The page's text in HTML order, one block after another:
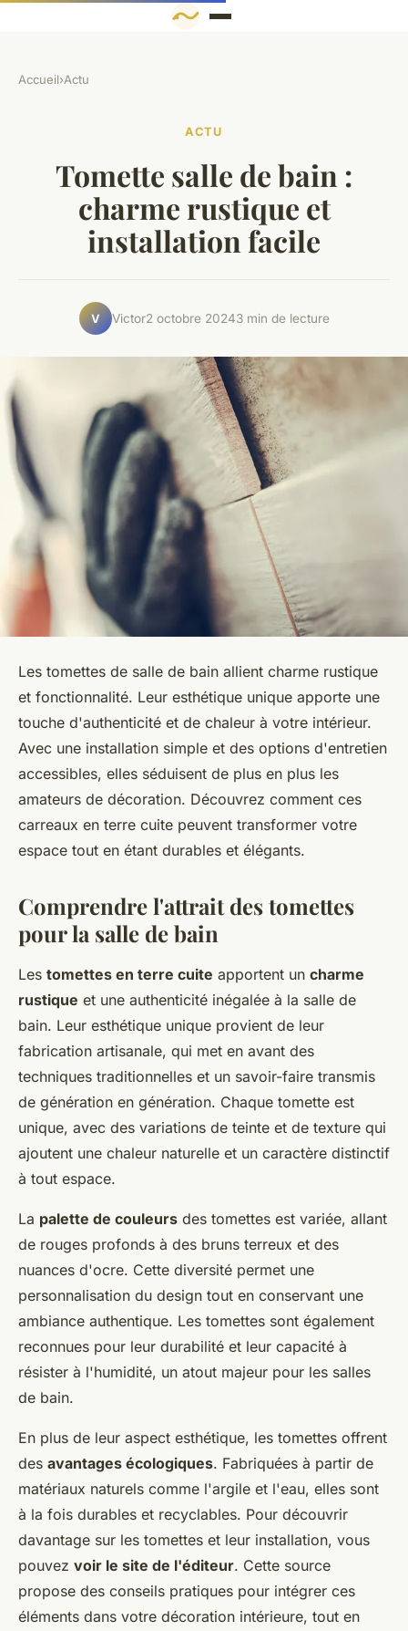
Accueil›Actu
ACTU
Tomette salle de bain :
charme rustique et
installation facile
V Victor2 octobre 20243 min de lecture
Les tomettes de salle de bain allient charme rustique
et fonctionnalité. Leur esthétique unique apporte une
touche d'authenticité et de chaleur à votre intérieur.
Avec une installation simple et des options d'entretien
accessibles, elles séduisent de plus en plus les
amateurs de décoration. Découvrez comment ces
carreaux en terre cuite peuvent transformer votre
espace tout en étant durables et élégants.
Comprendre l'attrait des tomettes
pour la salle de bain
Les tomettes en terre cuite apportent un charme
rustique et une authenticité inégalée à la salle de
bain. Leur esthétique unique provient de leur
fabrication artisanale, qui met en avant des
techniques traditionnelles et un savoir-faire transmis
de génération en génération. Chaque tomette est
unique, avec des variations de teinte et de texture qui
ajoutent une chaleur naturelle et un caractère distinctif
à tout espace.
La palette de couleurs des tomettes est variée, allant
de rouges profonds à des bruns terreux et des
nuances d'ocre. Cette diversité permet une
personnalisation du design tout en conservant une
ambiance authentique. Les tomettes sont également
reconnues pour leur durabilité et leur capacité à
résister à l'humidité, un atout majeur pour les salles
de bain.
En plus de leur aspect esthétique, les tomettes offrent
des avantages écologiques. Fabriquées à partir de
matériaux naturels comme l'argile et l'eau, elles sont
à la fois durables et recyclables. Pour découvrir
davantage sur les tomettes et leur installation, vous
pouvez voir le site de l'éditeur. Cette source
propose des conseils pratiques pour intégrer ces
éléments dans votre décoration intérieure, tout en